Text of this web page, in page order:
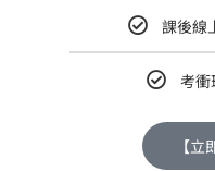
課後線
考衝
【